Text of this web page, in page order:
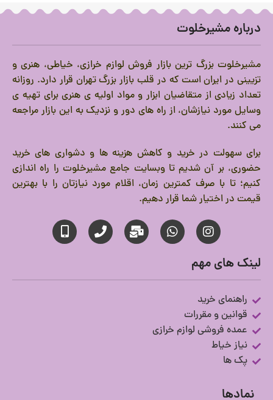
درباره مشیرخلوت
مشیرخلوت بزرگ ترین بازار فروش لوازم خرازی، خیاطی، هنری و
تزیینی در ایران است که در قلب بازار بزرگ تهران قرار دارد. روزانه
تعداد زیادی از متقاضیان ابزار و مواد اولیه ی هنری برای تهیه ی
وسایل مورد نیازشان، از راه های دور و نزدیک به این بازار مراجعه
می کنند.
برای سهولت در خرید و کاهش هزینه ها و دشواری های خرید
حضوری، بر آن شدیم تا وبسایت جامع مشیرخلوت را راه اندازی
کنیم؛ تا با صرف کمترین زمان، اقلام مورد نیازتان را با بهترین
قیمت در اختیار شما قرار دهیم.
لینک های مهم
راهنمای خرید
قوانین و مقررات
عمده فروشی لوازم خرازی
نیاز خیاط
پک ها
نمادها